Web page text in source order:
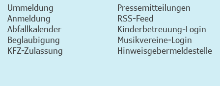
Ummeldung
Anmeldung
Abfallkalender
Beglaubigung
KFZ-Zulassung
Pressemitteilungen
RSS-Feed
Kinderbetreuung-Login
Musikvereine-Login
Hinweisgebermeldestelle